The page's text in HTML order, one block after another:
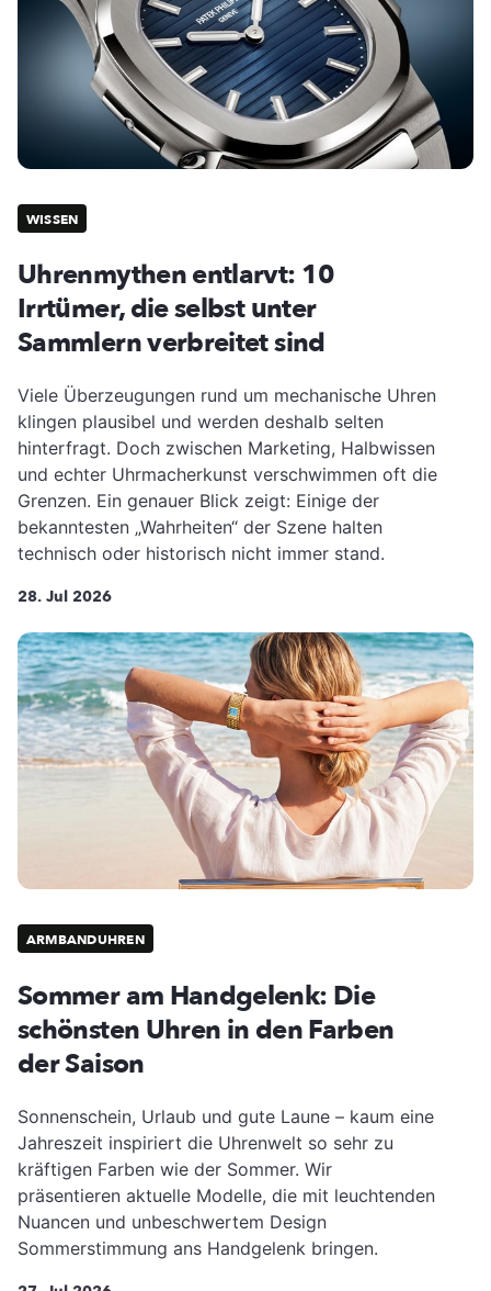
WISSEN
Uhrenmythen entlarvt: 10
Irrtümer, die selbst unter
Sammlern verbreitet sind
Viele Überzeugungen rund um mechanische Uhren
klingen plausibel und werden deshalb selten
hinterfragt. Doch zwischen Marketing, Halbwissen
und echter Uhrmacherkunst verschwimmen oft die
Grenzen. Ein genauer Blick zeigt: Einige der
bekanntesten „Wahrheiten“ der Szene halten
technisch oder historisch nicht immer stand.
28. Jul 2026
ARMBANDUHREN
Sommer am Handgelenk: Die
schönsten Uhren in den Farben
der Saison
Sonnenschein, Urlaub und gute Laune – kaum eine
Jahreszeit inspiriert die Uhrenwelt so sehr zu
kräftigen Farben wie der Sommer. Wir
präsentieren aktuelle Modelle, die mit leuchtenden
Nuancen und unbeschwertem Design
Sommerstimmung ans Handgelenk bringen.